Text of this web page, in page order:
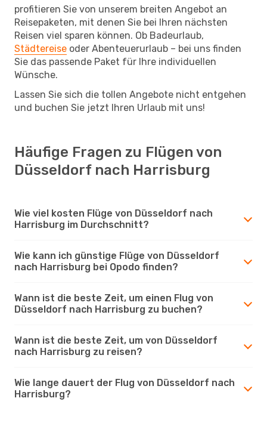
profitieren Sie von unserem breiten Angebot an
Reisepaketen, mit denen Sie bei Ihren nächsten
Reisen viel sparen können. Ob Badeurlaub,
Städtereise oder Abenteuerurlaub – bei uns finden
Sie das passende Paket für Ihre individuellen
Wünsche.
Lassen Sie sich die tollen Angebote nicht entgehen
und buchen Sie jetzt Ihren Urlaub mit uns!
Häufige Fragen zu Flügen von
Düsseldorf nach Harrisburg
Wie viel kosten Flüge von Düsseldorf nach
Harrisburg im Durchschnitt?
Wie kann ich günstige Flüge von Düsseldorf
nach Harrisburg bei Opodo finden?
Wann ist die beste Zeit, um einen Flug von
Düsseldorf nach Harrisburg zu buchen?
Wann ist die beste Zeit, um von Düsseldorf
nach Harrisburg zu reisen?
Wie lange dauert der Flug von Düsseldorf nach
Harrisburg?